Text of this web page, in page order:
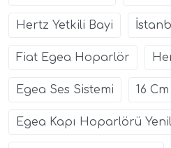
Hertz Yetkili Bayi
Fiat Egea Hoparlör
Egea Ses Sistemi 16
Egea Kapı Hoparlörü